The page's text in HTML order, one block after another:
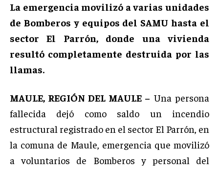
La emergencia movilizó a varias unidades
de Bomberos y equipos del SAMU hasta el
sector El Parrón, donde una vivienda
resultó completamente destruida por las
llamas.
MAULE, REGIÓN DEL MAULE – Una persona
fallecida dejó como saldo un incendio
estructural registrado en el sector El Parrón, en
la comuna de Maule, emergencia que movilizó
a voluntarios de Bomberos y personal del